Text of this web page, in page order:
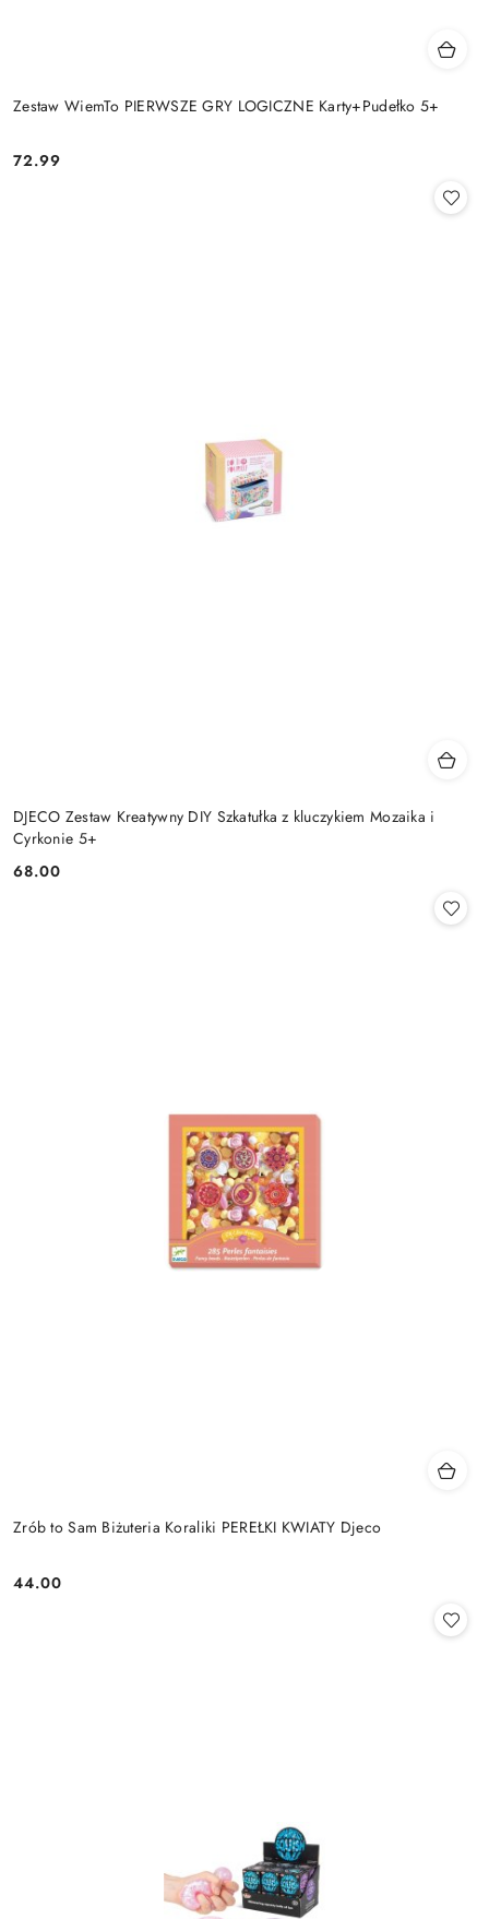
Zestaw WiemTo PIERWSZE GRY LOGICZNE Karty+Pudełko 5+
Cena:
72.99
DJECO Zestaw Kreatywny DIY Szkatułka z kluczykiem Mozaika i
Cyrkonie 5+
Cena:
68.00
Zrób to Sam Biżuteria Koraliki PEREŁKI KWIATY Djeco
Cena:
44.00